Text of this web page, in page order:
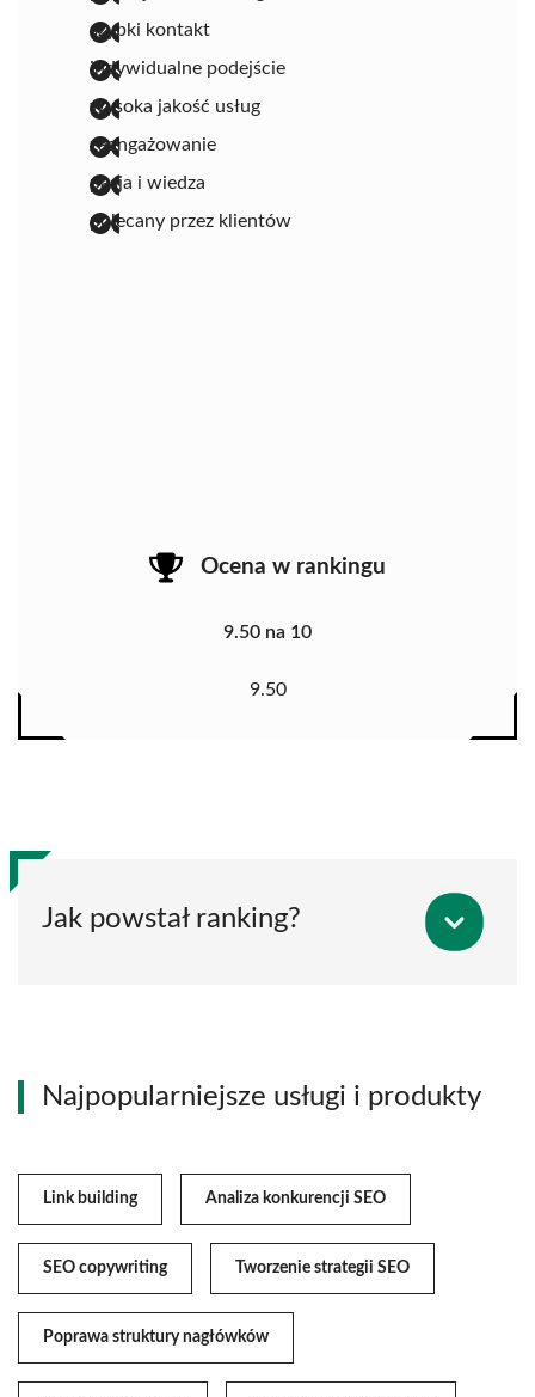
szybki kontakt
indywidualne podejście
wysoka jakość usług
zaangażowanie
pasja i wiedza
polecany przez klientów
Ocena w rankingu
9.50 na 10
9.50
Jak powstał ranking?
Najpopularniejsze usługi i produkty
Link building Analiza konkurencji SEO
SEO copywriting Tworzenie strategii SEO
Poprawa struktury nagłówków